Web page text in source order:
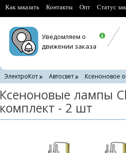
Как заказать Контакты Опт Статус
Уведомляем о
движении заказа
ЭлектроКот Автосвет Ксеноновое
Ксеноновые лампы
комплект - 2 шт